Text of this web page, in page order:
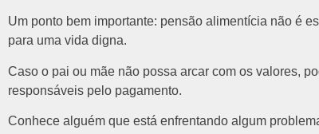
Um ponto bem importante: pensão alimentícia não é
para uma vida digna.
Caso o pai ou mãe não possa arcar com os valores,
responsáveis pelo pagamento.
Conhece alguém que está enfrentando algum